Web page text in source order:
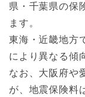
県・千葉県の保
ます。
東海・近畿地方
により異なる傾
なお、大阪府や
が、地震保険料